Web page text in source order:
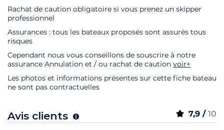
Rachat de caution obligatoire si vous prenez un skipper
professionnel
Assurances : tous les bateaux proposés sont assurés tous
risques
Cependant nous vous conseillons de souscrire à notre
assurance Annulation et / ou rachat de caution voir+
Les photos et informations présentes sur cette fiche bateau
ne sont pas contractuelles
Avis clients 7,9 / 10